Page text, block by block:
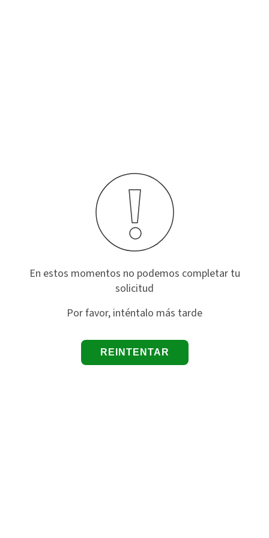
En estos momentos no podemos completar tu
solicitud
Por favor, inténtalo más tarde
REINTENTAR